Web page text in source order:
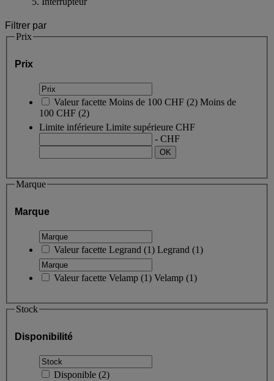
Filtrer par
Prix
Prix
Valeur facette Moins de 100 CHF (2) Moins de
100 CHF (2)
Limite inférieure Limite supérieure CHF
- CHF
Marque
Marque
Valeur facette Legrand (1) Legrand (1)
Valeur facette Velamp (1) Velamp (1)
Stock
Disponibilité
Disponible (2)